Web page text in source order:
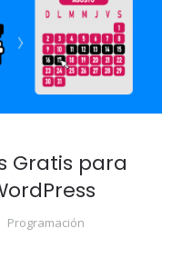
Gratis para
Programación